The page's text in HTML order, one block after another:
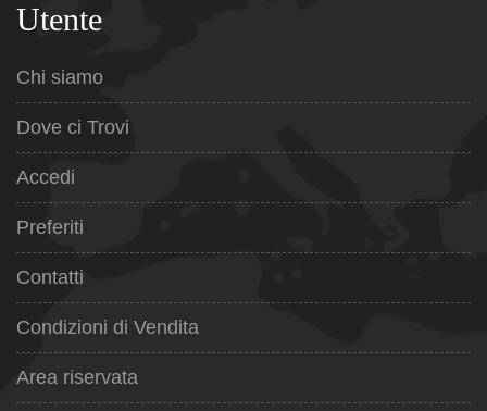
Utente
Chi siamo
Dove ci Trovi
Accedi
Preferiti
Contatti
Condizioni di Vendita
Area riservata